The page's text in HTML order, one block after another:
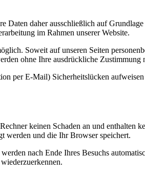
Daten daher ausschließlich auf
im Rahmen unserer Website.
Soweit auf unseren Seiten
ohne Ihre ausdrückliche Zustimmung
per E-Mail) Sicherheitslücken
keinen Schaden an und
werden und die Ihr Browser speichert.
nach Ende Ihres Besuchs